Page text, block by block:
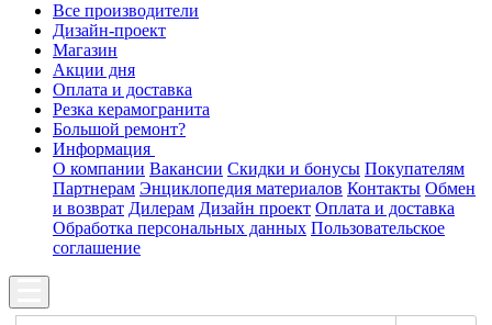
Все производители
Дизайн-проект
Магазин
Акции дня
Оплата и доставка
Резка керамогранита
Большой ремонт?
Информация
О компании Вакансии Скидки и бонусы Покупателям
Партнерам Энциклопедия материалов Контакты Обмен
и возврат Дилерам Дизайн проект Оплата и доставка
Обработка персональных данных Пользовательское
соглашение